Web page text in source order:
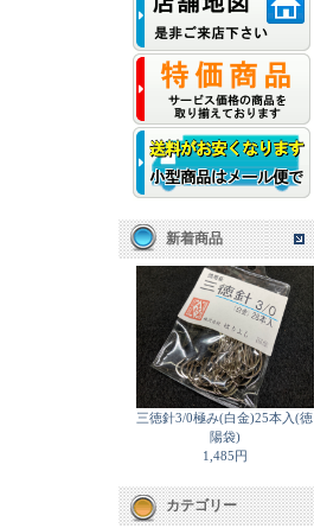
新着商品
三徳針3/0極み(白金)25本入(徳
陽袋)
1,485円
カテゴリー